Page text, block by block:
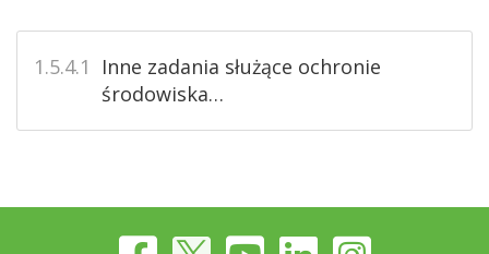
1.5.4.1
Inne zadania służące ochronie
środowiska…